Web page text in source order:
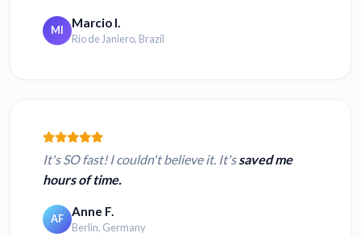
MI Marcio I.
Rio de Janiero, Brazil
It's SO fast! I couldn't believe it. It'ssaved me
hours of time.
AF Anne F.
Berlin, Germany